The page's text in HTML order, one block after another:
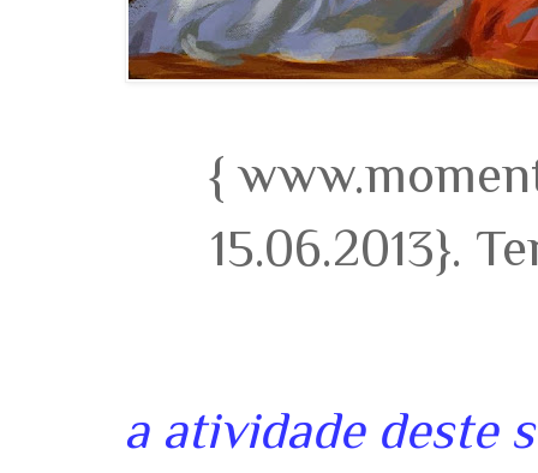
{
15.06.2013}.
a atividade deste